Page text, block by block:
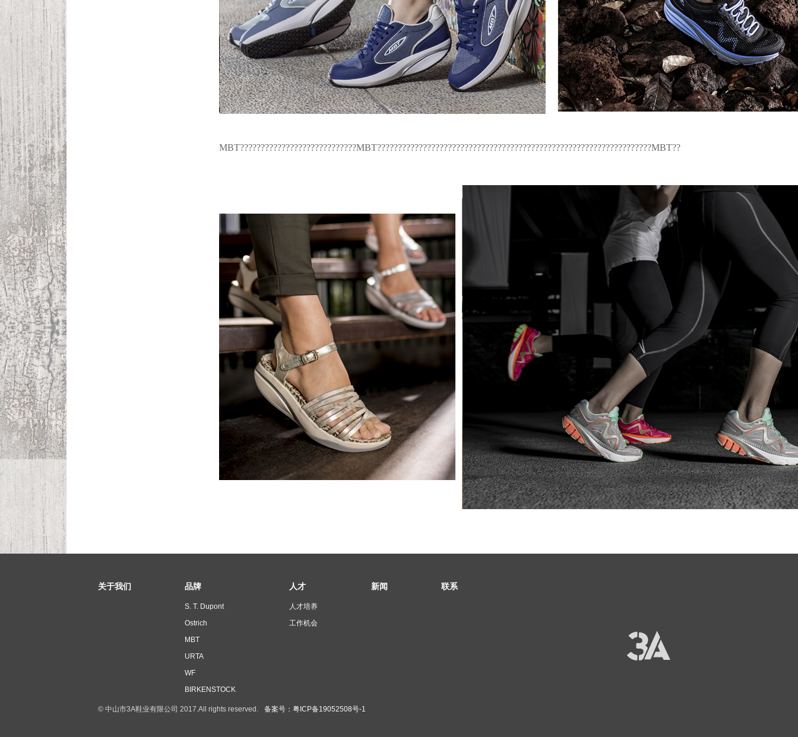
MBT????????????????????????????MBT??????????????????????????????????????????????????????????????????MBT??
关于我们 品牌
S. T. Dupont
Ostrich
MBT
URTA
WF
BIRKENSTOCK
人才
人才培养
工作机会
新闻 联系
© 中山市3A鞋业有限公司 2017.All rights reserved. 备案号：粤ICP备19052508号-1